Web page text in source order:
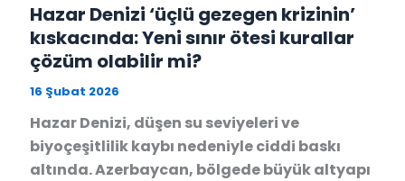
Hazar Denizi ‘üçlü gezegen krizinin’
kıskacında: Yeni sınır ötesi kurallar
çözüm olabilir mi?
16 Şubat 2026
Hazar Denizi, düşen su seviyeleri ve
biyoçeşitlilik kaybı nedeniyle ciddi baskı
altında. Azerbaycan, bölgede büyük altyapı